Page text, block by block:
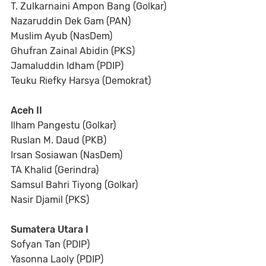
T. Zulkarnaini Ampon Bang (Golkar)
Nazaruddin Dek Gam (PAN)
Muslim Ayub (NasDem)
Ghufran Zainal Abidin (PKS)
Jamaluddin Idham (PDIP)
Teuku Riefky Harsya (Demokrat)
Aceh II
Ilham Pangestu (Golkar)
Ruslan M. Daud (PKB)
Irsan Sosiawan (NasDem)
TA Khalid (Gerindra)
Samsul Bahri Tiyong (Golkar)
Nasir Djamil (PKS)
Sumatera Utara I
Sofyan Tan (PDIP)
Yasonna Laoly (PDIP)